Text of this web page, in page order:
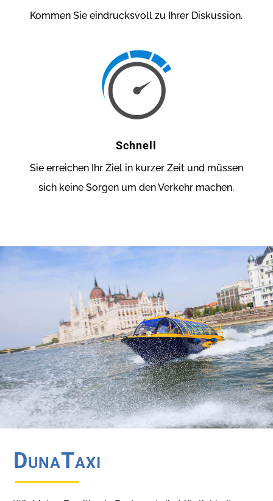
Kommen Sie eindrucksvoll zu Ihrer Diskussion.
Schnell
Sie erreichen Ihr Ziel in kurzer Zeit und müssen
sich keine Sorgen um den Verkehr machen.
DunaTaxi